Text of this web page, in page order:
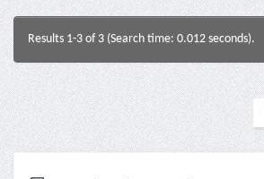
Results 1-3 of 3 (Search time: 0.012 seconds).